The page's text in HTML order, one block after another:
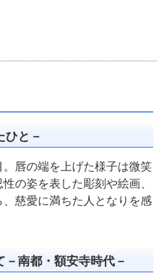
ひと－
唇の端を上げた様子は微笑
の姿を表した彫刻や絵画、
慈愛に満ちた人となりを感
南都・額安寺時代－